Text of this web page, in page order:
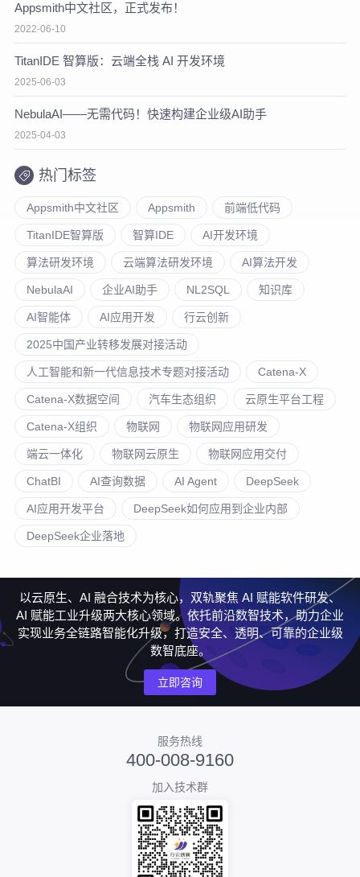
Appsmith中文社区，正式发布！
2022-06-10
TitanIDE 智算版：云端全栈 AI 开发环境
2025-06-03
NebulaAI——无需代码！快速构建企业级AI助手
2025-04-03
热门标签
Appsmith中文社区 Appsmith 前端低代码
TitanIDE智算版 智算IDE AI开发环境
算法研发环境 云端算法研发环境 AI算法开发
NebulaAI 企业AI助手 NL2SQL 知识库
AI智能体 AI应用开发 行云创新
2025中国产业转移发展对接活动
人工智能和新一代信息技术专题对接活动 Catena-X
Catena-X数据空间 汽车生态组织 云原生平台工程
Catena-X组织 物联网 物联网应用研发
端云一体化 物联网云原生 物联网应用交付
ChatBI AI查询数据 AI Agent DeepSeek
AI应用开发平台 DeepSeek如何应用到企业内部
DeepSeek企业落地
以云原生、AI 融合技术为核心，双轨聚焦 AI 赋能软件研发、
AI 赋能工业升级两大核心领域。依托前沿数智技术，助力企业
实现业务全链路智能化升级，打造安全、透明、可靠的企业级
数智底座。
立即咨询
服务热线
400-008-9160
加入技术群